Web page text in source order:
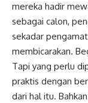
mereka hadir
sebagai calon,
sekadar
membicarakan.
Tapi yang perlu
praktis dengan
dari hal itu.